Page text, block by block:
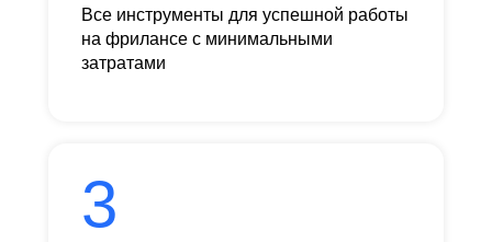
3
Все инструменты для успешной работы
на фрилансе с минимальными
затратами